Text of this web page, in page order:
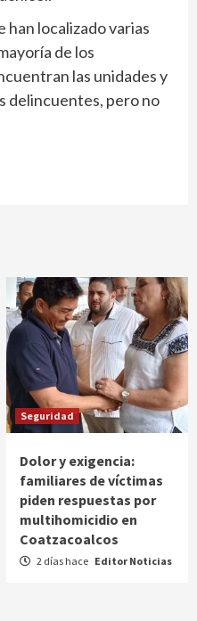
han localizado varias
de los
las unidades y
delincuentes, pero no
Seguridad
Dolor y exigencia:
familiares de víctimas
piden respuestas por
multihomicidio en
Coatzacoalcos
2 días hace Editor Noticias